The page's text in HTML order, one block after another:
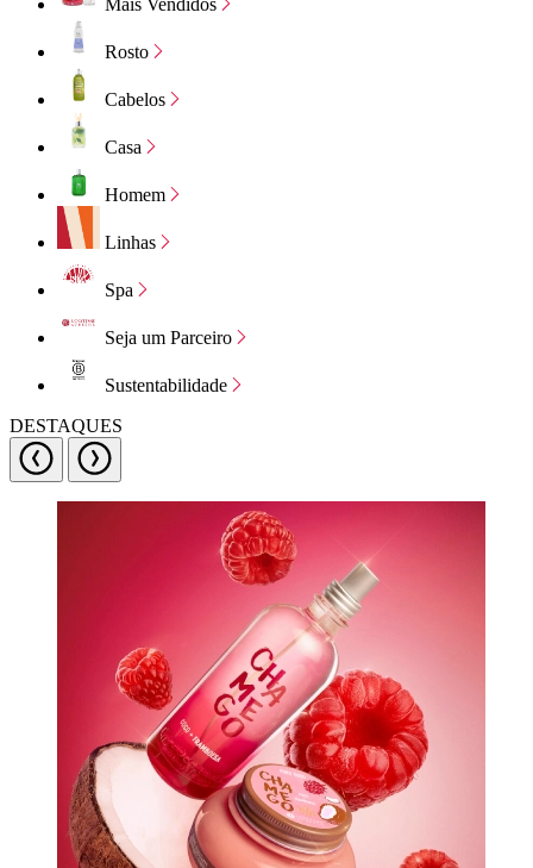
Mais Vendidos
Rosto
Cabelos
Casa
Homem
Linhas
Spa
Seja um Parceiro
Sustentabilidade
DESTAQUES